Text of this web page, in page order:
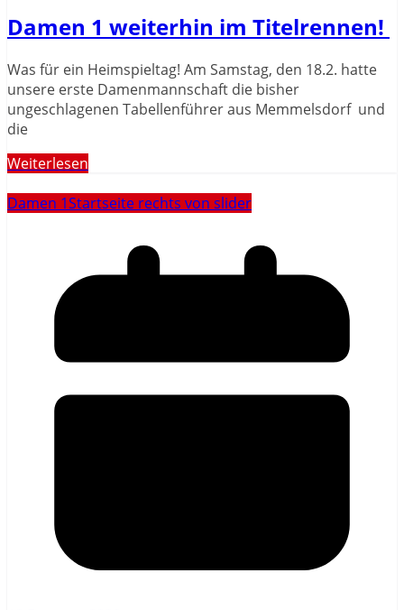
Damen 1 weiterhin im Titelrennen!
Was für ein Heimspieltag! Am Samstag, den 18.2. hatte
unsere erste Damenmannschaft die bisher
ungeschlagenen Tabellenführer aus Memmelsdorf und
die
Weiterlesen
Damen 1Startseite rechts von slider